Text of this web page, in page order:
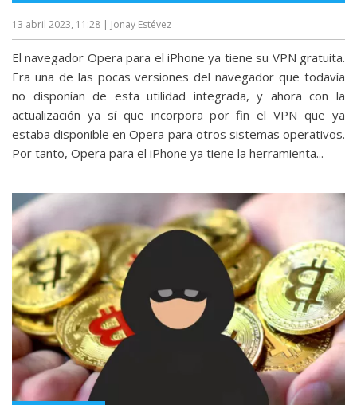
13 abril 2023, 11:28 | Jonay Estévez
El navegador Opera para el iPhone ya tiene su VPN gratuita.
Era una de las pocas versiones del navegador que todavía
no disponían de esta utilidad integrada, y ahora con la
actualización ya sí que incorpora por fin el VPN que ya
estaba disponible en Opera para otros sistemas operativos.
Por tanto, Opera para el iPhone ya tiene la herramienta...